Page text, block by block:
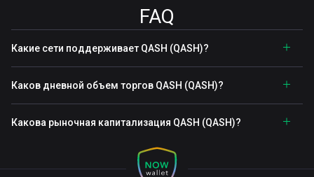
FAQ
Какие сети поддерживает QASH (QASH)?
Каков дневной объем торгов QASH (QASH)?
Какова рыночная капитализация QASH (QASH)?